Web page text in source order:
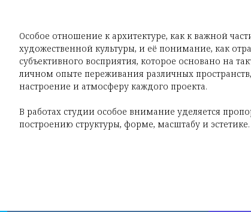
Особое отношение к архитектуре, как к важной
художественной культуры, и её понимание, как
субъективного восприятия, которое основано на
личном опыте переживания различных
настроение и атмосферу каждого проекта.
В работах студии особое внимание уделяется
построению структуры, форме, масштабу и эстетике.